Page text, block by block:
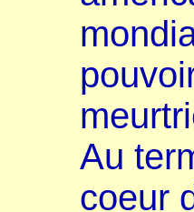
Au
coeur